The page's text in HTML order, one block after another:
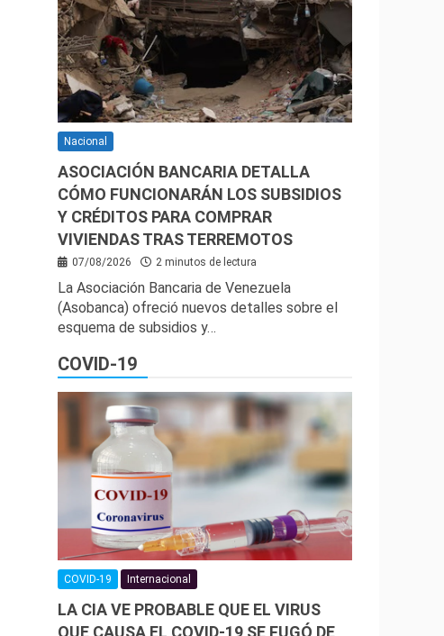
Nacional
ASOCIACIÓN BANCARIA DETALLA
CÓMO FUNCIONARÁN LOS SUBSIDIOS
Y CRÉDITOS PARA COMPRAR
VIVIENDAS TRAS TERREMOTOS
07/08/2026 2 minutos de lectura
La Asociación Bancaria de Venezuela
(Asobanca) ofreció nuevos detalles sobre el
esquema de subsidios y…
COVID-19
COVID-19 Internacional
LA CIA VE PROBABLE QUE EL VIRUS